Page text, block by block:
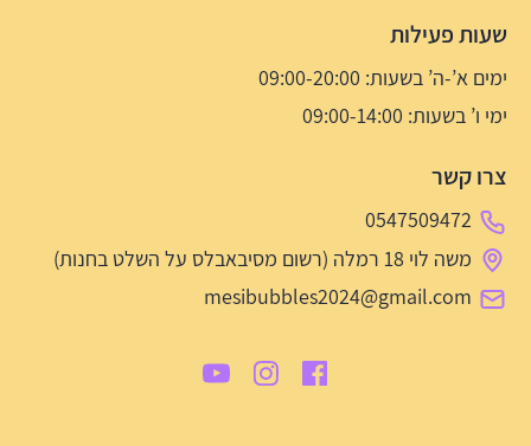
שעות פעילות
ימים א’-ה’ בשעות: 09:00-20:00
ימי ו’ בשעות: 09:00-14:00
צרו קשר
0547509472
משה לוי 18 רמלה (רשום מסיבאבלס על השלט בחנות)
mesibubbles2024@gmail.com